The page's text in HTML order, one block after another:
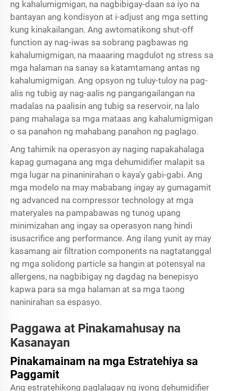
ng kahalumigmigan, na nagbibigay-daan sa iyo na
bantayan ang kondisyon at i-adjust ang mga setting
kung kinakailangan. Ang awtomatikong shut-off
function ay nag-iwas sa sobrang pagbawas ng
kahalumigmigan, na maaaring magdulot ng stress sa
mga halaman na sanay sa katamtamang antas ng
kahalumigmigan. Ang opsyon ng tuluy-tuloy na pag-
alis ng tubig ay nag-aalis ng pangangailangan na
madalas na paalisin ang tubig sa reservoir, na lalo
pang mahalaga sa mga mataas ang kahalumigmigan
o sa panahon ng mahabang panahon ng paglago.
Ang tahimik na operasyon ay naging napakahalaga
kapag gumagana ang mga dehumidifier malapit sa
mga lugar na pinaninirahan o kaya'y gabi-gabi. Ang
mga modelo na may mababang ingay ay gumagamit
ng advanced na compressor technology at mga
materyales na pampabawas ng tunog upang
minimizahan ang ingay sa operasyon nang hindi
isusacrifice ang performance. Ang ilang yunit ay may
kasamang air filtration components na nagtatanggal
ng mga solidong particle sa hangin at potensyal na
allergens, na nagbibigay ng dagdag na benepisyo
kapwa para sa mga halaman at sa mga taong
naninirahan sa espasyo.
Paggawa at Pinakamahusay na
Kasanayan
Pinakamainam na mga Estratehiya sa
Paggamit
Ang estratehikong paglalagay ng iyong dehumidifier